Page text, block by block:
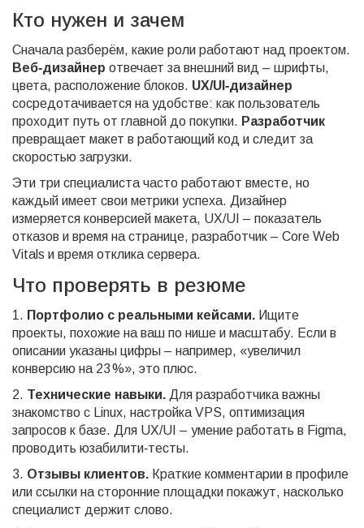
Кто нужен и зачем
Сначала разберём, какие роли работают над проектом.
Веб‑дизайнер отвечает за внешний вид – шрифты,
цвета, расположение блоков. UX/UI‑дизайнер
сосредотачивается на удобстве: как пользователь
проходит путь от главной до покупки. Разработчик
превращает макет в работающий код и следит за
скоростью загрузки.
Эти три специалиста часто работают вместе, но
каждый имеет свои метрики успеха. Дизайнер
измеряется конверсией макета, UX/UI – показатель
отказов и время на странице, разработчик – Core Web
Vitals и время отклика сервера.
Что проверять в резюме
1. Портфолио с реальными кейсами. Ищите
проекты, похожие на ваш по нише и масштабу. Если в
описании указаны цифры – например, «увеличил
конверсию на 23 %», это плюс.
2. Технические навыки. Для разработчика важны
знакомство с Linux, настройка VPS, оптимизация
запросов к базе. Для UX/UI – умение работать в Figma,
проводить юзабилити‑тесты.
3. Отзывы клиентов. Краткие комментарии в профиле
или ссылки на сторонние площадки покажут, насколько
специалист держит слово.